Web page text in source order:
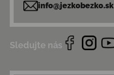
info@jezkobezko.sk
Sledujte nás